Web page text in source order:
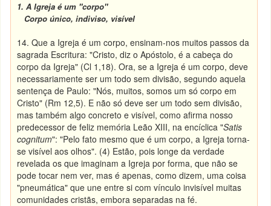
1. A Igreja é um "corpo"
Corpo único, indiviso, visível
14. Que a Igreja é um corpo, ensinam-nos muitos passos da
sagrada Escritura: "Cristo, diz o Apóstolo, é a cabeça do
corpo da Igreja" (Cl 1,18). Ora, se a Igreja é um corpo, deve
necessariamente ser um todo sem divisão, segundo aquela
sentença de Paulo: "Nós, muitos, somos um só corpo em
Cristo" (Rm 12,5). E não só deve ser um todo sem divisão,
mas também algo concreto e visível, como afirma nosso
predecessor de feliz memória Leão XIII, na encíclica "Satis
cognitum": "Pelo fato mesmo que é um corpo, a Igreja torna-
se visível aos olhos". (4) Estão, pois longe da verdade
revelada os que imaginam a Igreja por forma, que não se
pode tocar nem ver, mas é apenas, como dizem, uma coisa
"pneumática" que une entre si com vínculo invisível muitas
comunidades cristãs, embora separadas na fé.